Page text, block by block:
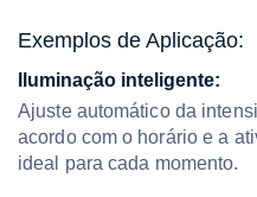
Exemplos de Aplicação:
Iluminação inteligente:
Ajuste automático da
acordo com o horário e a
ideal para cada momento.